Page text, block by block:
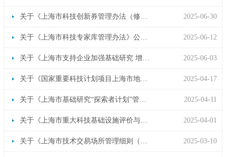
2025-06-30
2025-06-12
关于《上海市科技专家库管理办法》公开征求意见的公告
2025-06-03
关于《上海市支持企业加强基础研究 增强高质量发展新动能的若干措施（征求意见稿）》公开征求意见的公告
2025-04-17
关于《国家重要科技计划项目上海市地方匹配资金管理办法（征求意见稿）》公开征求意见的公告
2025-04-11
2025-04-01
关于《上海市重大科技基础设施评价与奖励办法（试行）（征求意见稿）》公开征求意见的公告
2025-03-10